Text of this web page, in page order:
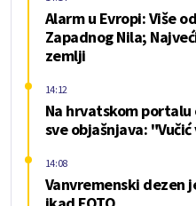
Alarm u Evropi: Više
Zapadnog Nila;
zemlji
Na hrvatskom
sve objašnjava:
14:12
Vanvremenski dezen
14:08